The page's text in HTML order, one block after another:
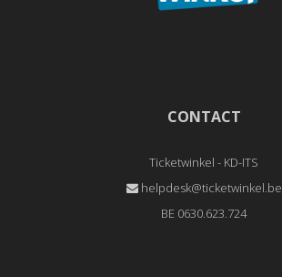
CONTACT
Ticketwinkel - KD-ITS
helpdesk@ticketwinkel.be
BE 0630.623.724